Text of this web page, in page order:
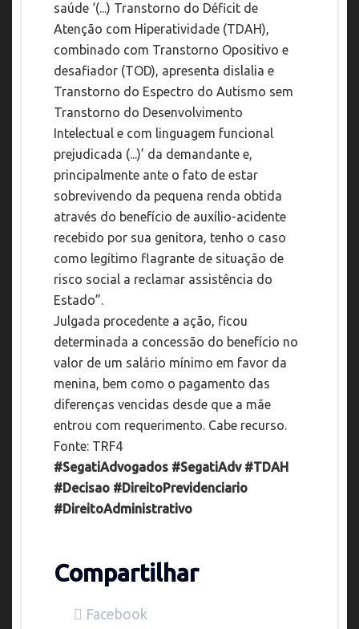
saúde ‘(...) Transtorno do Déficit de
Atenção com Hiperatividade (TDAH),
combinado com Transtorno Opositivo e
desafiador (TOD), apresenta dislalia e
Transtorno do Espectro do Autismo sem
Transtorno do Desenvolvimento
Intelectual e com linguagem funcional
prejudicada (...)’ da demandante e,
principalmente ante o fato de estar
sobrevivendo da pequena renda obtida
através do benefício de auxílio-acidente
recebido por sua genitora, tenho o caso
como legítimo flagrante de situação de
risco social a reclamar assistência do
Estado”.
Julgada procedente a ação, ficou
determinada a concessão do benefício no
valor de um salário mínimo em favor da
menina, bem como o pagamento das
diferenças vencidas desde que a mãe
entrou com requerimento. Cabe recurso.
Fonte: TRF4
#SegatiAdvogados #SegatiAdv #TDAH
#Decisao #DireitoPrevidenciario
#DireitoAdministrativo
Compartilhar
Facebook